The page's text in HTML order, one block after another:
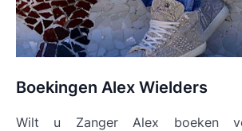
Boekingen Alex Wielders
Wilt u Zanger Alex boeken